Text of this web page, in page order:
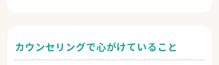
カウンセリングで心がけていること